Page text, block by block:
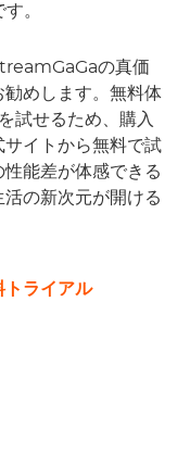
。
の真価
めします。無料体
試せるため、購入
イトから無料で試
能差が体感できる
の新次元が開ける
トライアル